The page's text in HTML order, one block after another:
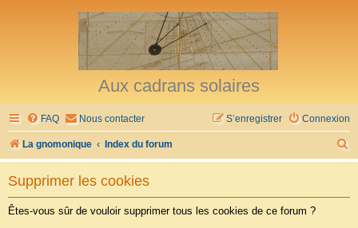
Aux cadrans solaires
FAQ Nous contacter Connexion
S’enregistrer
La gnomonique Index du forum
e
Supprimer les cookies
Êtes-vous sûr de vouloir supprimer tous les cookies de ce forum ?